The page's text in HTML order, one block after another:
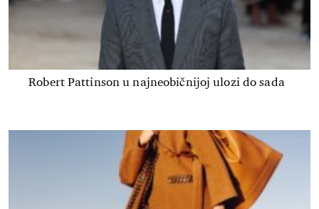
Robert Pattinson u najneobičnijoj ulozi do sada